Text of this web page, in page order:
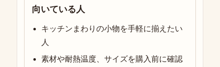
向いている人
キッチンまわりの小物を手軽に揃えたい
人
素材や耐熱温度、サイズを購入前に確認